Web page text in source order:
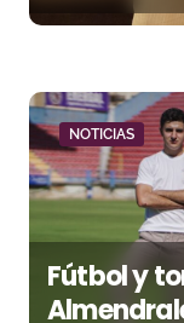
a
d
a
s
NOTICIAS
Fútbol y